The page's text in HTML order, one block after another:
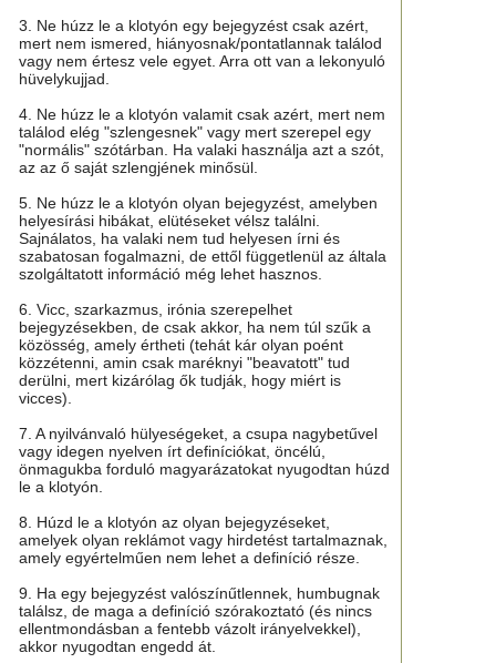
3. Ne húzz le a klotyón egy bejegyzést csak azért,
mert nem ismered, hiányosnak/pontatlannak találod
vagy nem értesz vele egyet. Arra ott van a lekonyuló
hüvelykujjad.
4. Ne húzz le a klotyón valamit csak azért, mert nem
találod elég "szlengesnek" vagy mert szerepel egy
"normális" szótárban. Ha valaki használja azt a szót,
az az ő saját szlengjének minősül.
5. Ne húzz le a klotyón olyan bejegyzést, amelyben
helyesírási hibákat, elütéseket vélsz találni.
Sajnálatos, ha valaki nem tud helyesen írni és
szabatosan fogalmazni, de ettől függetlenül az általa
szolgáltatott információ még lehet hasznos.
6. Vicc, szarkazmus, irónia szerepelhet
bejegyzésekben, de csak akkor, ha nem túl szűk a
közösség, amely értheti (tehát kár olyan poént
közzétenni, amin csak maréknyi "beavatott" tud
derülni, mert kizárólag ők tudják, hogy miért is
vicces).
7. A nyilvánvaló hülyeségeket, a csupa nagybetűvel
vagy idegen nyelven írt definíciókat, öncélú,
önmagukba forduló magyarázatokat nyugodtan húzd
le a klotyón.
8. Húzd le a klotyón az olyan bejegyzéseket,
amelyek olyan reklámot vagy hirdetést tartalmaznak,
amely egyértelműen nem lehet a definíció része.
9. Ha egy bejegyzést valószínűtlennek, humbugnak
találsz, de maga a definíció szórakoztató (és nincs
ellentmondásban a fentebb vázolt irányelvekkel),
akkor nyugodtan engedd át.